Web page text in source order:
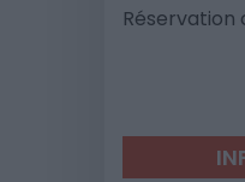
Réservation